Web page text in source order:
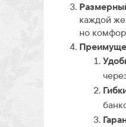
каждой
но